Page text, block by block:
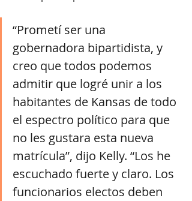
“Prometí ser una
gobernadora bipartidista, y
creo que todos podemos
admitir que logré unir a los
habitantes de Kansas de todo
el espectro político para que
no les gustara esta nueva
matrícula”, dijo Kelly. “Los he
escuchado fuerte y claro. Los
funcionarios electos deben